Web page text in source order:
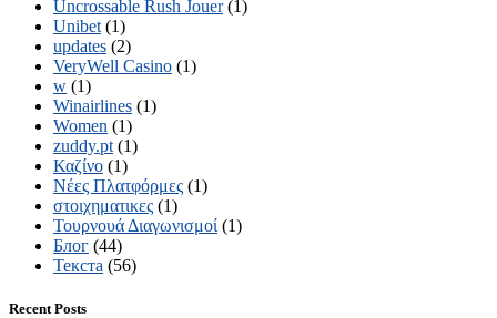
Uncrossable Rush Jouer (1)
Unibet (1)
updates (2)
VeryWell Casino (1)
w (1)
Winairlines (1)
Women (1)
zuddy.pt (1)
Καζίνο (1)
Νέες Πλατφόρμες (1)
στοιχηματικες (1)
Τουρνουά Διαγωνισμοί (1)
Блог (44)
Текста (56)
Recent Posts